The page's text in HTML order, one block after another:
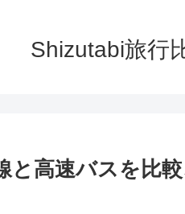
Shizutabi旅行
と高速バスを比